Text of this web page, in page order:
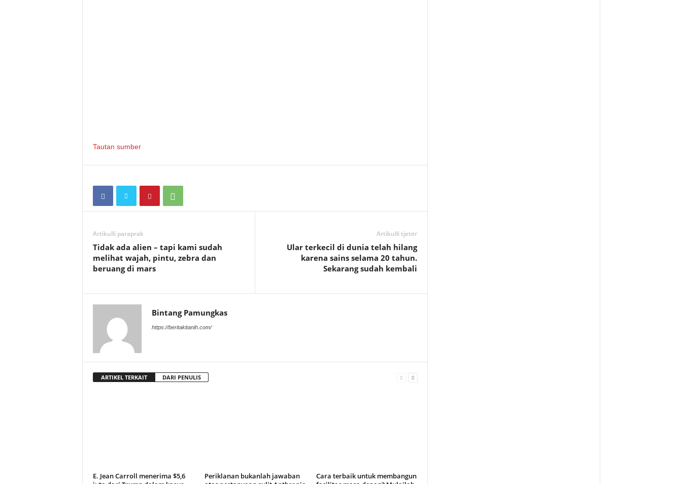
Tautan sumber
Artikulli paraprak
Tidak ada alien – tapi kami sudah
melihat wajah, pintu, zebra dan
beruang di mars
Artikulli tjetër
Ular terkecil di dunia telah hilang
karena sains selama 20 tahun.
Sekarang sudah kembali
Bintang Pamungkas
https://beritakitanih.com/
ARTIKEL TERKAIT DARI PENULIS
E. Jean Carroll menerima $5,6
Periklanan bukanlah jawaban
Cara terbaik untuk membangun